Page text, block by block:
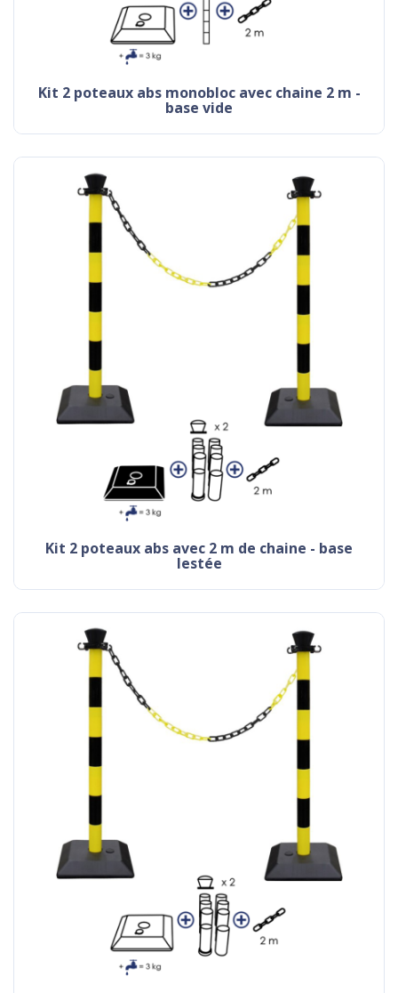
kit 2 poteaux abs monobloc avec chaine 2 m -
base vide
kit 2 poteaux abs avec 2 m de chaine - base
lestée